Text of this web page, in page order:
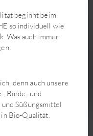
beginnt beim
so individuell wie
Was auch immer
denn auch unsere
, Binde- und
Süßungsmittel
Bio-Qualität.